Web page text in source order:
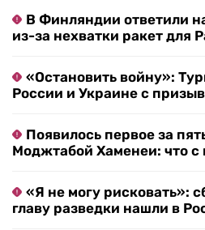
В Финляндии ответили
из-за нехватки ракет для
«Остановить войну»:
России и Украине с
Появилось первое за
Моджтабой Хаменеи: что с
«Я не могу рисковать»:
главу разведки нашли в